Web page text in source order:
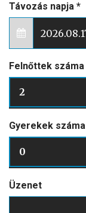
Távozás napja *
Felnőttek száma
2
Gyerekek száma
0
Üzenet